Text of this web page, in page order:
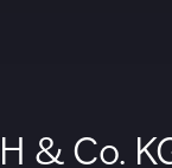
& Co.